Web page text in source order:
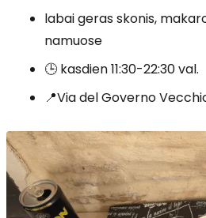
labai geras skonis,
namuose
🕒 kasdien 11:30-22:30 val.
📍Via del Governo